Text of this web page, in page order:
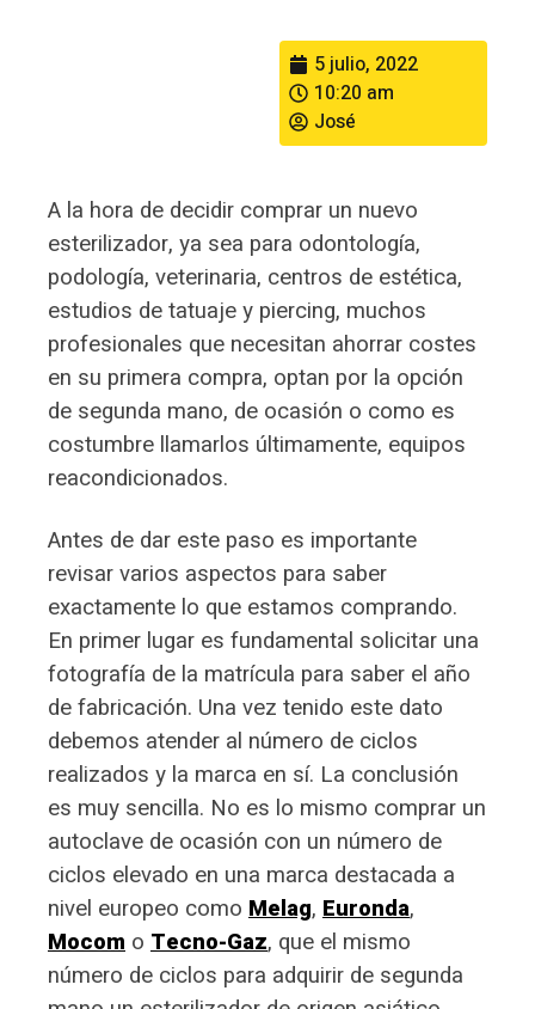
5 julio, 2022
10:20 am
José
A la hora de decidir comprar un nuevo
esterilizador, ya sea para odontología,
podología, veterinaria, centros de estética,
estudios de tatuaje y piercing, muchos
profesionales que necesitan ahorrar costes
en su primera compra, optan por la opción
de segunda mano, de ocasión o como es
costumbre llamarlos últimamente, equipos
reacondicionados.
Antes de dar este paso es importante
revisar varios aspectos para saber
exactamente lo que estamos comprando.
En primer lugar es fundamental solicitar una
fotografía de la matrícula para saber el año
de fabricación. Una vez tenido este dato
debemos atender al número de ciclos
realizados y la marca en sí. La conclusión
es muy sencilla. No es lo mismo comprar un
autoclave de ocasión con un número de
ciclos elevado en una marca destacada a
nivel europeo como Melag, Euronda,
Mocom o Tecno-Gaz, que el mismo
número de ciclos para adquirir de segunda